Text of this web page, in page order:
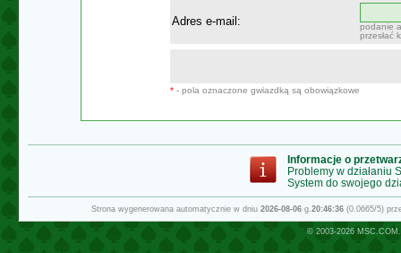
Adres e-mail:
podanie
przesłać
* - pola oznaczone gwiazdką są obowiązkowe
Informacje o
Problemy w działaniu
System do swojego
Strona wygenerowana automatycznie w dniu 2026-08-06g.20:46:36(0.0665/5)
© 2003-2026